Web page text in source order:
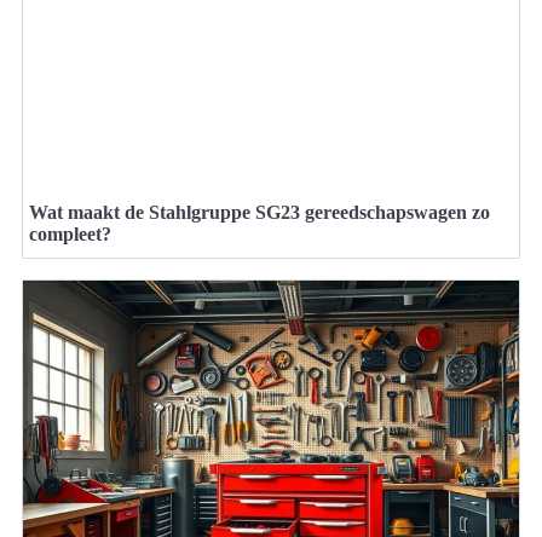
Wat maakt de Stahlgruppe SG23 gereedschapswagen zo
compleet?